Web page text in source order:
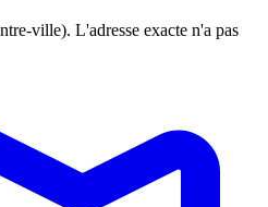
ville). L'adresse exacte n'a pas